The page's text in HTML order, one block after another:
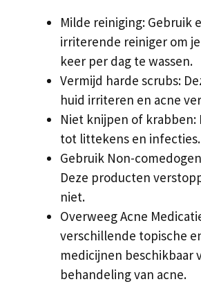
Milde reiniging: Gebruik
irriterende reiniger om
keer per dag te wassen.
Vermijd harde scrubs:
huid irriteren en acne
Niet knijpen of krabben:
tot littekens en infecties.
Gebruik Non-
Deze producten
niet.
Overweeg Acne
verschillende topische
medicijnen beschikbaar
behandeling van acne.